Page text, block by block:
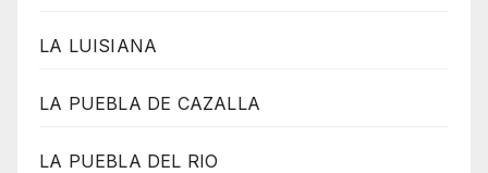
LA LUISIANA
LA PUEBLA DE CAZALLA
LA PUEBLA DEL RIO